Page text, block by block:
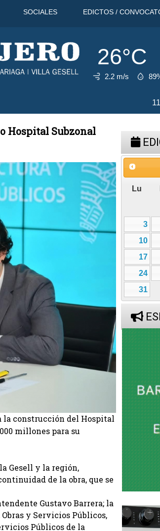
SOCIALES EDICTOS /
26°C
2.2 m/s
Hospital Subzonal
la construcción del Hospital
millones para su
Gesell y la región,
de la obra, que se
Gustavo Barrera; la
y Servicios Públicos,
Públicos de la
Lu
3
10
17
24
31